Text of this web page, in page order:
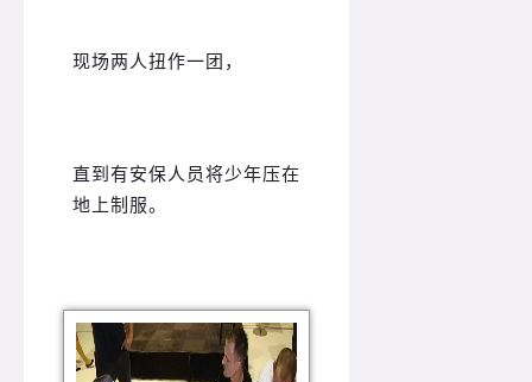
现场两人扭作一团，
直到有安保人员将少年压在
地上制服。